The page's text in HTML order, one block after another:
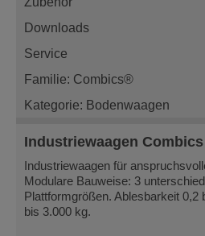
Downloads
Service
Familie: Combics®
Kategorie: Bodenwaagen
Industriewaagen Combics
Industriewaagen für
Modulare Bauweise: 3
Plattformgrößen. Ablesbarkeit 0,2
bis 3.000 kg.